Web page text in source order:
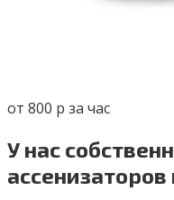
от 800 р за час
У нас
ассенизаторов